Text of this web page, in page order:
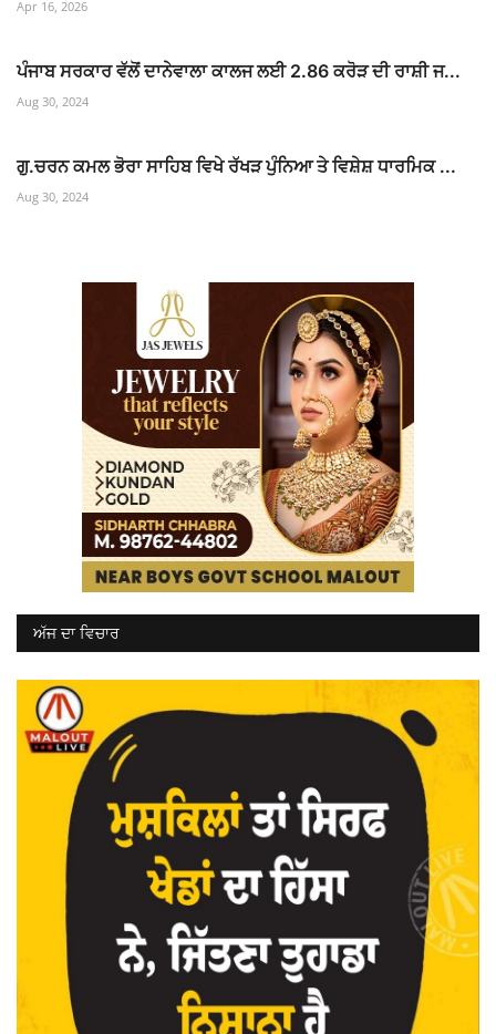
Apr 16, 2026
ਪੰਜਾਬ ਸਰਕਾਰ ਵੱਲੋਂ ਦਾਨੇਵਾਲਾ ਕਾਲਜ ਲਈ 2.86 ਕਰੋੜ ਦੀ ਰਾਸ਼ੀ ਜ...
Aug 30, 2024
ਗੁ.ਚਰਨ ਕਮਲ ਭੋਰਾ ਸਾਹਿਬ ਵਿਖੇ ਰੱਖੜ ਪੁੰਨਿਆ ਤੇ ਵਿਸ਼ੇਸ਼ ਧਾਰਮਿਕ ...
Aug 30, 2024
ਅੱਜ ਦਾ ਵਿਚਾਰ